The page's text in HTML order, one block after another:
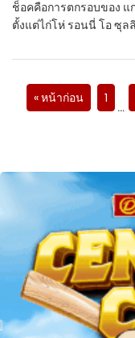
ช็อคคือการตกรอบของ แ
ตั้งแต่ไก่โห่ รอนนี่ โอ ซุล
« หน้าก่อน 1
…